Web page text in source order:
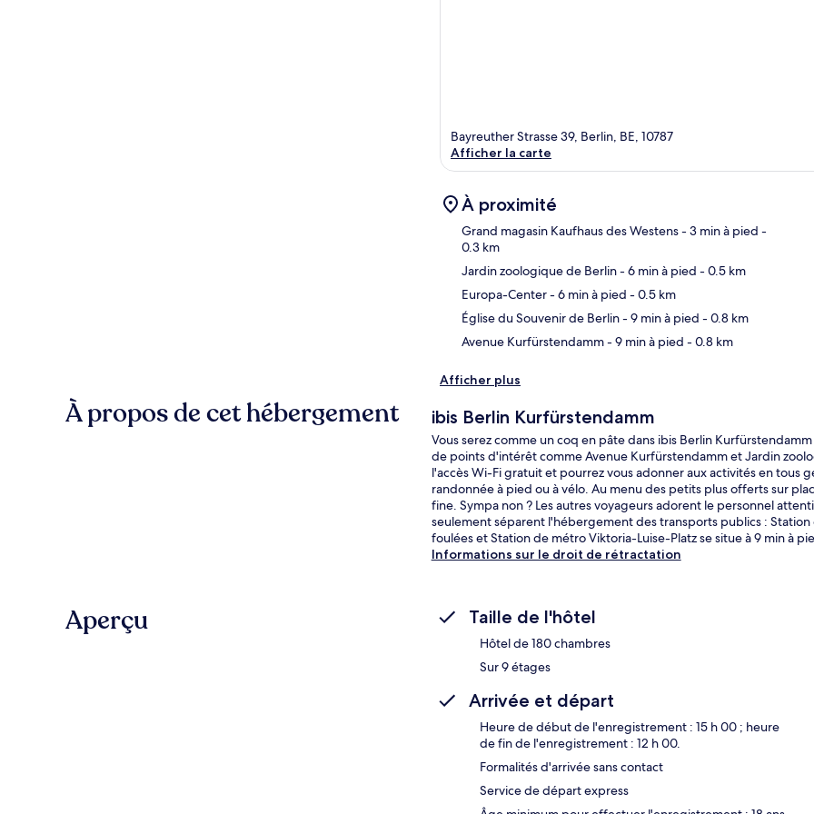
Bayreuther Strasse 39, Berlin, BE, 10787
Afficher la carte
À proximité
Grand magasin Kaufhaus des Westens- 3 min à pied -
0.3 km
Jardin zoologique de Berlin- 6 min à pied - 0.5 km
Europa-Center- 6 min à pied - 0.5 km
Église du Souvenir de Berlin- 9 min à pied - 0.8 km
Avenue Kurfürstendamm- 9 min à pied - 0.8 km
Afficher plus
À propos de cet hébergement ibis Berlin Kurfürstendamm
Vous serez comme un coq en pâte dans ibis Berlin
de points d'intérêt comme Avenue Kurfürstendamm et Jardin
l'accès Wi-Fi gratuit et pourrez vous adonner aux activités en tous
randonnée à pied ou à vélo. Au menu des petits plus offerts sur
fine. Sympa non ? Les autres voyageurs adorent le personnel
seulement séparent l'hébergement des transports publics :
foulées et Station de métro Viktoria-Luise-Platz se situe à 9 min à
Informations sur le droit de rétractation
Aperçu Taille de l'hôtel
Hôtel de 180 chambres
Sur 9 étages
Arrivée et départ
Heure de début de l'enregistrement : 15 h 00 ; heure
de fin de l'enregistrement : 12 h 00.
Formalités d'arrivée sans contact
Service de départ express